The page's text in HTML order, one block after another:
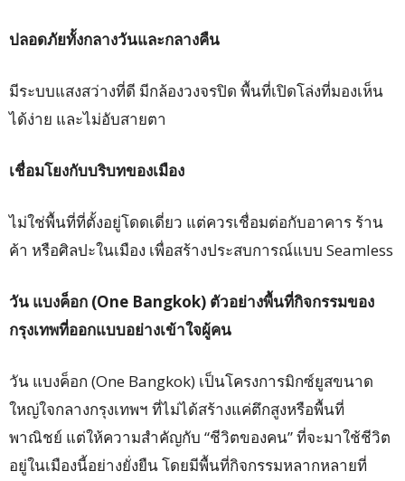
ปลอดภัยทั้งกลางวันและกลางคืน
มีระบบแสงสว่างที่ดี มีกล้องวงจรปิด พื้นที่เปิดโล่งที่มองเห็น
ได้ง่าย และไม่อับสายตา
เชื่อมโยงกับบริบทของเมือง
ไม่ใช่พื้นที่ที่ตั้งอยู่โดดเดี่ยว แต่ควรเชื่อมต่อกับอาคาร ร้าน
ค้า หรือศิลปะในเมือง เพื่อสร้างประสบการณ์แบบ Seamless
วัน แบงค็อก (One Bangkok) ตัวอย่างพื้นที่กิจกรรมของ
กรุงเทพที่ออกแบบอย่างเข้าใจผู้คน
วัน แบงค็อก (One Bangkok) เป็นโครงการมิกซ์ยูสขนาด
ใหญ่ใจกลางกรุงเทพฯ ที่ไม่ได้สร้างแค่ตึกสูงหรือพื้นที่
พาณิชย์ แต่ให้ความสำคัญกับ “ชีวิตของคน” ที่จะมาใช้ชีวิต
อยู่ในเมืองนี้อย่างยั่งยืน โดยมีพื้นที่กิจกรรมหลากหลายที่